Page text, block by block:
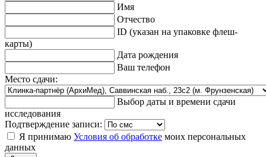
Имя
Отчество
ID (указан на упаковке флеш-
карты)
Дата рождения
Ваш телефон
Место сдачи:
Выбор даты и времени сдачи
исследования
Подтверждение записи:
Я принимаю Условия об обработке моих персональных
данных